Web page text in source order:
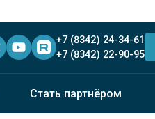
+7 (8342) 24-34-61
+7 (8342) 22-90-95
Стать партнёром